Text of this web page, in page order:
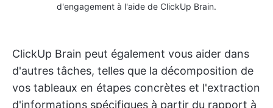
d'engagement à l'aide de ClickUp Brain.
ClickUp Brain peut également vous aider dans
d'autres tâches, telles que la décomposition de
vos tableaux en étapes concrètes et l'extraction
d'informations spécifiques à partir du rapport à